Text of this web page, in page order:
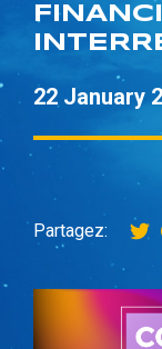
22 January
Partagez: